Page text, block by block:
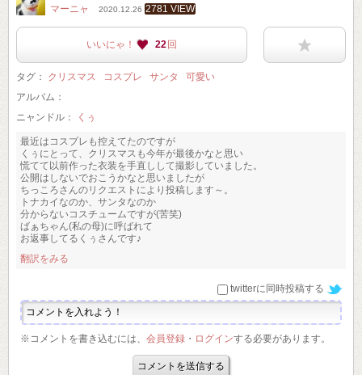
マーニャ 2020.12.26 2781 VIEW
いいにゃ！ 22 回
タグ： クリスマス コスプレ サンタ
可愛い
アルバム：
ニャンドル：
くぅ
最近はコスプレも控えてたのですが
くぅにとって、クリスマスも今年が最後かなと思い
慌てて以前作った衣装を手直しして撮影していました。
公開はしないでおこうかなと思いましたが
ちっころさんのリクエストにより投稿します～。
トナカイなのか、サンタなのか
分からないコスチュームですが(苦笑)
ばぁちゃん(私の母)に呼ばれて
お返事してるくぅさんです♪
翻訳をみる
twitterに同時投稿する
※コメントを書き込むには、 会員登録 ・ ログインする必要があります。